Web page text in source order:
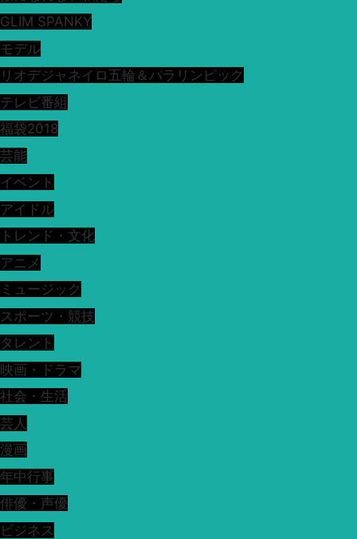
GLIM SPANKY
モデル
リオデジャネイロ五輪＆パラリンピック
テレビ番組
福袋2018
芸能
イベント
アイドル
トレンド・文化
アニメ
ミュージック
スポーツ・競技
タレント
映画・ドラマ
社会・生活
芸人
漫画
年中行事
俳優・声優
ビジネス